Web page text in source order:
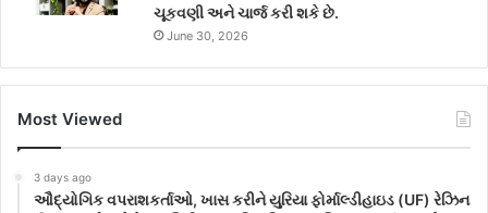
ચૂકવણી અને ચાર્જ કરી શકે છે.
June 30, 2026
Most Viewed
3 days ago
ઔદ્યોગિક વપરાશકર્તાઓ, ખાસ કરીને યુરિયા ફોર્માલ્ડીહાઇડ (UF) રેઝિન